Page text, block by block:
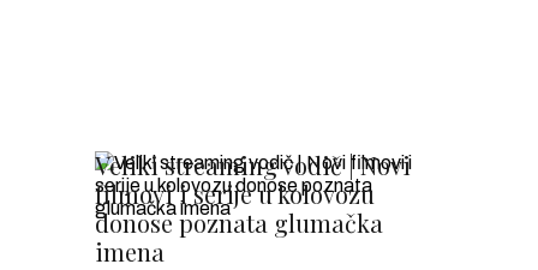
Veliki streaming vodič | Novi
filmovi i serije u kolovozu
donose poznata glumačka
imena